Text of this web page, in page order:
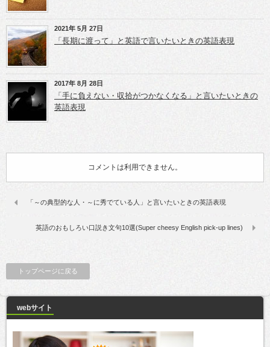
2021年 5月 27日
「長期に渡って」と英語で言いたいときの英語表現
2017年 8月 28日
「手に負えない・収拾がつかなくなる」と言いたいときの
英語表現
コメントは利用できません。
「～の典型的な人・～に秀でている人」と言いたいときの英語表現
英語のおもしろい口説き文句10選(Super cheesy English pick-up lines)
トップページに戻る
webサイト